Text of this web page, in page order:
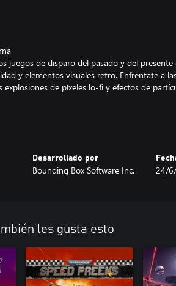
juegos de disparo del pasado y del
y elementos visuales retro. Enfréntate a
de píxeles lo-fi y efectos de
frenética e imparable. Ábrete pasos a los
y los pasillos alienígenas con la sangre de
un explorador integrado lleno de
a nuevos combates viscerales.
a otros jugadores en diversos modos
Desarrollado por
Bounding Box Software Inc. 24/
les gusta esto